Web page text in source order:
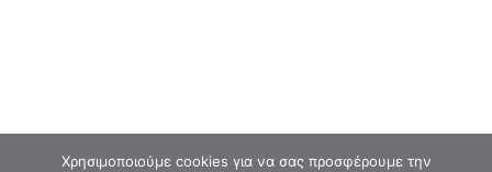
Χρησιμοποιούμε cookies για να σας προσφέρουμε την